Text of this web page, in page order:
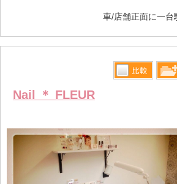
車/店舗正面に一台
Nail ＊ FLEUR
し